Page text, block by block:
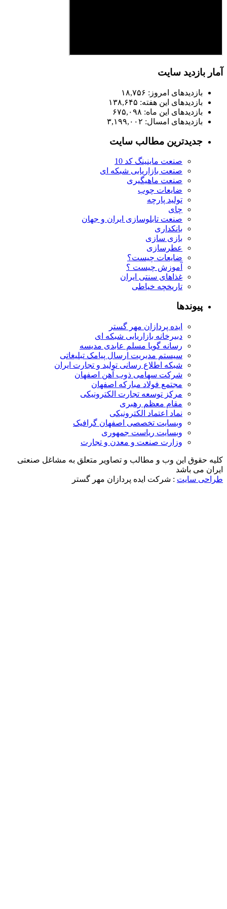
سایت
امروز:۱۸,۷۵۶
این هفته:۱۳۸,۶۴۵
این ماه: ۶۷۵,۰۹۸
امسال: ۳,۱۹۹,۰۰۲
مطالب سایت
صنعت ماینینگ کد 10
صنعت بازاریابی شبکه ای
صنعت ماهیگیری
ضایعات چوب
تولید پارچه
صنعت تابلوسازی ایران و جهان
بانکداری
بازی سازی
عطرسازی
ضایعات چیست؟
آموزش چیست ؟
غذاهای سنتی ایران
تاریخچه خیاطی
ایده پردازان مهر گستر
دبیرخانه بازاریابی شبکه ای
رسانه گویا مسلم عابدی مدیسه
سیستم مدیریت ارسال پیامک تبلیغاتی
شبکه اطلاع رسانی تولید و تجارت ایران
شرکت سهامی ذوب آهن اصفهان
مجتمع فولاد مبارکه اصفهان
مرکز توسعه تجارت الکترونیکی
مقام معظم رهبری
نماد اعتماد الکترونیکی
وبسایت تخصصی اصفهان گرافیک
وبسایت ریاست جمهوری
وزارت صنعت و معدن و تجارت
این وب و مطالب و تصاویر متعلق به مشاغل صنعتی
باشد
سایت: شرکت ایده پردازان مهر گستر